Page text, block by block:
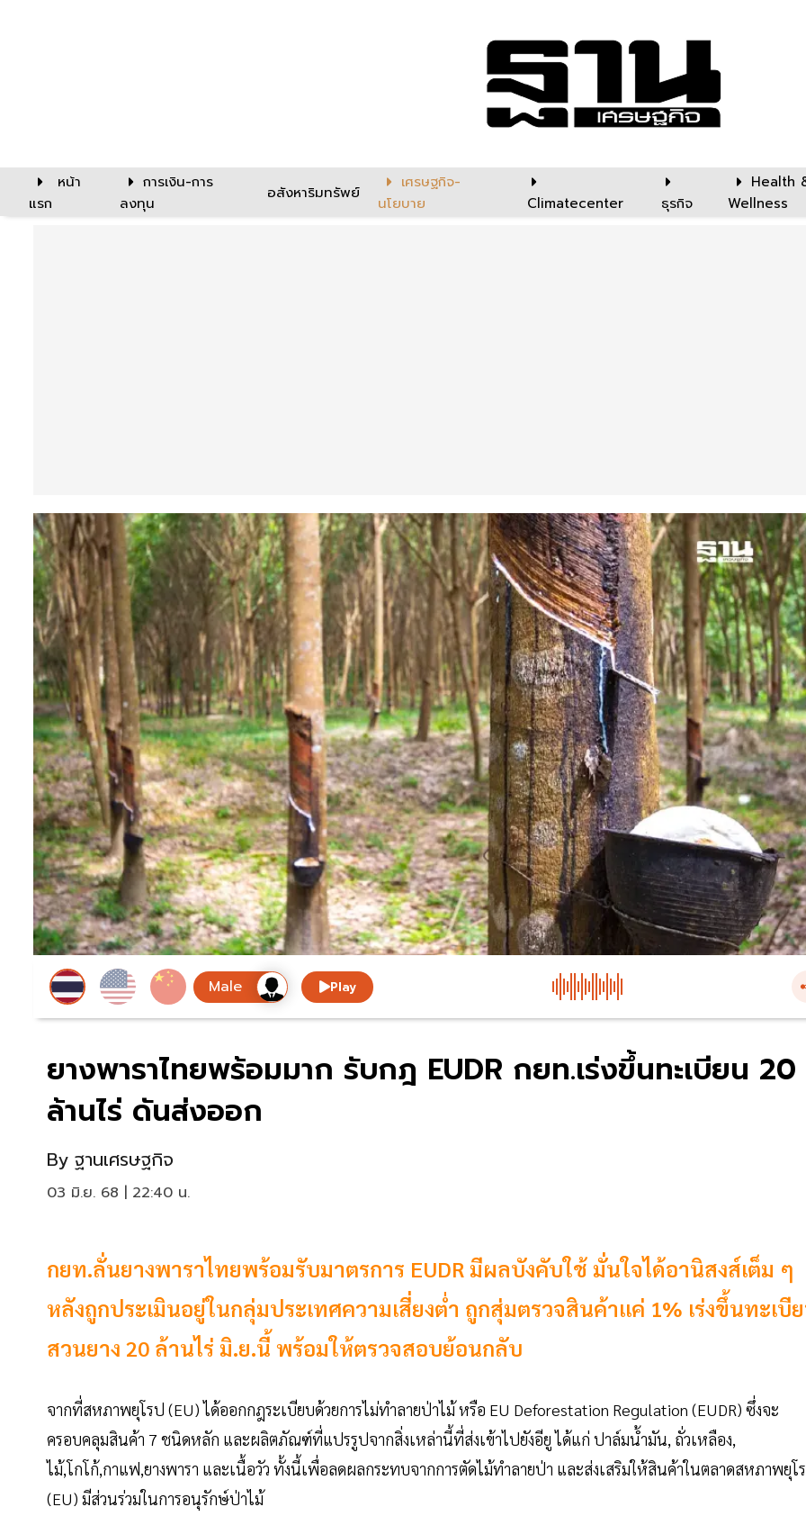
หน้า
แรก
การเงิน-การ
ลงทุน
อสังหาริมทรัพย์
เศรษฐกิจ-
นโยบาย
Climatecenter ธุรกิจ
Health
Wellness
Play
ยางพาราไทยพร้อมมาก รับกฎ EUDR กยท.เร่งขึ้นทะเบียน 20
ล้านไร่ ดันส่งออก
By ฐานเศรษฐกิจ
03 มิ.ย. 68 | 22:40 น.
กยท.ลั่นยางพาราไทยพร้อมรับมาตรการ EUDR มีผลบังคับใช้ มั่นใจได้อานิสงส์เต็ม ๆ
หลังถูกประเมินอยู่ในกลุ่มประเทศความเสี่ยงตํ่า ถูกสุ่มตรวจสินค้าแค่ 1% เร่งขึ้นทะเบี
สวนยาง 20 ล้านไร่ มิ.ย.นี้ พร้อมให้ตรวจสอบย้อนกลับ
จากที่สหภาพยุโรป (EU) ได้ออกกฎระเบียบด้วยการไม่ทำลายป่าไม้ หรือ EU Deforestation Regulation (EUDR) ซึ่งจะ
ครอบคลุมสินค้า 7 ชนิดหลัก และผลิตภัณฑ์ที่แปรรูปจากสิ่งเหล่านี้ที่ส่งเข้าไปยังอียู ได้แก่ ปาล์มนํ้ามัน, ถั่วเหลือง,
ไม้,โกโก้,กาแฟ,ยางพารา และเนื้อวัว ทั้งนี้เพื่อลดผลกระทบจากการตัดไม้ทำลายป่า และส่งเสริมให้สินค้าในตลาดสหภาพยุโ
(EU) มีส่วนร่วมในการอนุรักษ์ป่าไม้